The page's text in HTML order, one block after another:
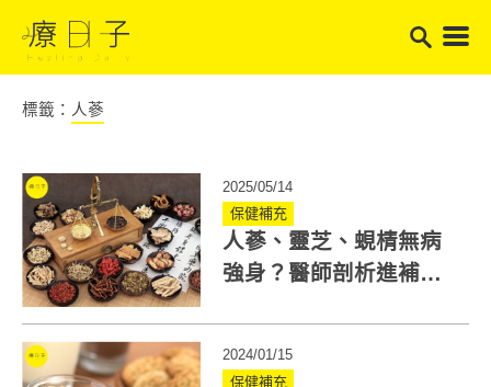
標籤： 人蔘
2025/05/14
保健補充
人蔘、靈芝、蜆棈無病
強身？醫師剖析進補傷
2024/01/15
保健補充